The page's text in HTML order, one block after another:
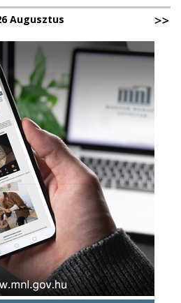
Augusztus